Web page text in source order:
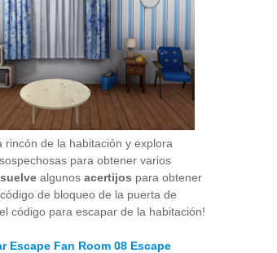
rincón de la habitación y explora
para obtener varios
algunos acertijos para obtener
de bloqueo de la puerta de
código para escapar de la habitación!
Escape Fan Room 08 Escape